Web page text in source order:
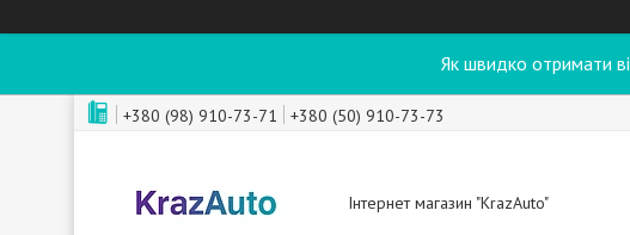
Як швидко отримати
+380 (98) 910-73-71 +380 (50) 910-73-73
Інтернет магазин "KrazAuto"